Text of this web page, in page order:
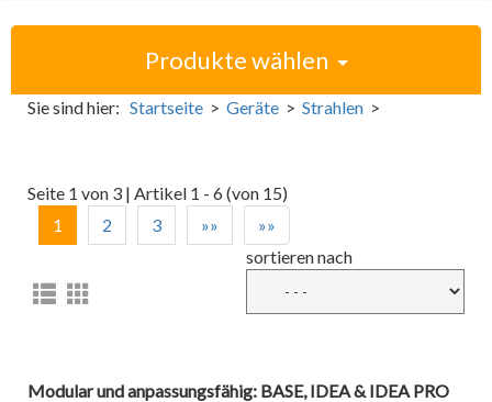
Produkte wählen
Sie sind hier: Startseite > Geräte > Strahlen >
Seite 1 von 3 | Artikel 1 - 6 (von 15)
1
2 3 »»
»»
sortieren nach
Modular und anpassungsfähig: BASE, IDEA & IDEA PRO